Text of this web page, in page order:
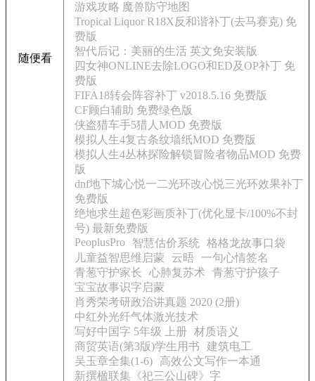
随便看
游戏攻略 魔兽防守地图
Tropical Liquor R18X反和谐补丁(去马赛克) 免
费版
智代后记：美丽的生活 英文免安装版
四女神ONLINE去除LOGO和ED及OP补丁 免
费版
FIFA18转会阵容补丁 v2018.5.16 免费版
CF顾白辅助 免费绿色版
侠盗猎车手5猎人MOD 免费版
模拟人生4复古条纹墙纸MOD 免费版
模拟人生4丛林探险解锁冒险者物品MOD 免费
版
dnf地下城心悦一二光环改心悦三光环效果补丁
免费版
绝地求生超色彩画质补丁(优化显卡/100%不封
号) 最新免费版
PeoplusPro
智慧估价系统
格格龙故事口袋
儿童益智思维启蒙
云晤
一句心情签名
青葱守护家长
心肺复苏术 青葱守护孩子
宝宝故事识字启蒙
肖秀荣考研政治讲真题 2020 (2册)
中红外光纤气体激光技术
写好中国字 5年级 上册 材质语义
商贸英语(第3版)学生用书
建筑电工
吴玉章全集(1-6)
高效公文写作一本通
新撰楹联集《祀三公山碑》字